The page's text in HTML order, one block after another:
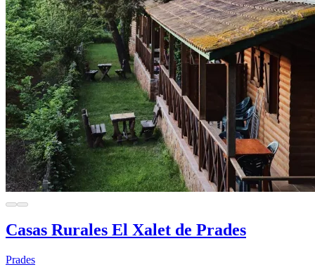
Casas Rurales El Xalet de Prades
Prades